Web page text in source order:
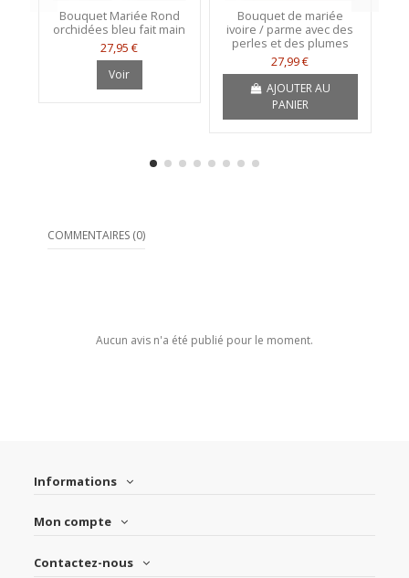
Bouquet Mariée Rond
orchidées bleu fait main
27,95 €
Voir
Bouquet de mariée
ivoire / parme avec des
perles et des plumes
27,99 €
AJOUTER AU
PANIER
COMMENTAIRES (0)
Aucun avis n'a été publié pour le moment.
Informations
Mon compte
Contactez-nous